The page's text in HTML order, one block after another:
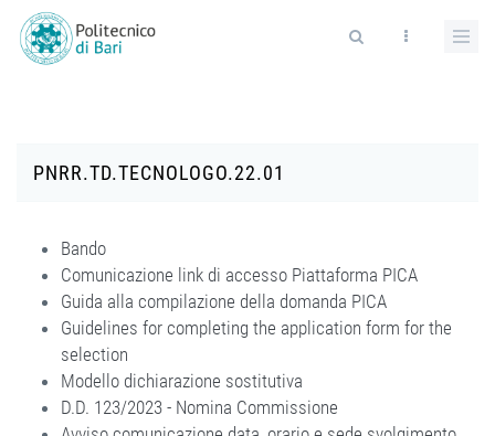
Salta al contenuto principale
PNRR.TD.TECNOLOGO.22.01
Bando
Comunicazione link di accesso Piattaforma PICA
Guida alla compilazione della domanda PICA
Guidelines for completing the application form for the
selection
Modello dichiarazione sostitutiva
D.D. 123/2023 - Nomina Commissione